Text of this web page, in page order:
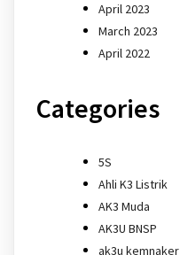
April 2023
March 2023
April 2022
Categories
5S
Ahli K3 Listrik
AK3 Muda
AK3U BNSP
ak3u kemnaker